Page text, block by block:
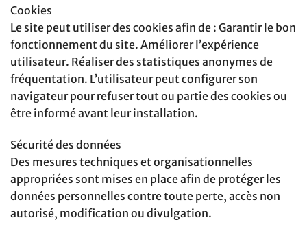
Cookies
Le site peut utiliser des cookies afin de : Garantir le bon
fonctionnement du site. Améliorer l’expérience
utilisateur. Réaliser des statistiques anonymes de
fréquentation. L’utilisateur peut configurer son
navigateur pour refuser tout ou partie des cookies ou
être informé avant leur installation.
Sécurité des données
Des mesures techniques et organisationnelles
appropriées sont mises en place afin de protéger les
données personnelles contre toute perte, accès non
autorisé, modification ou divulgation.